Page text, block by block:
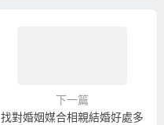
下一篇
找對婚姻媒合相親結婚好處多